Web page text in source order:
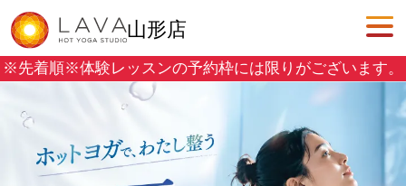
山形店
※先着順※体験レッスンの予約枠には限りがございます。